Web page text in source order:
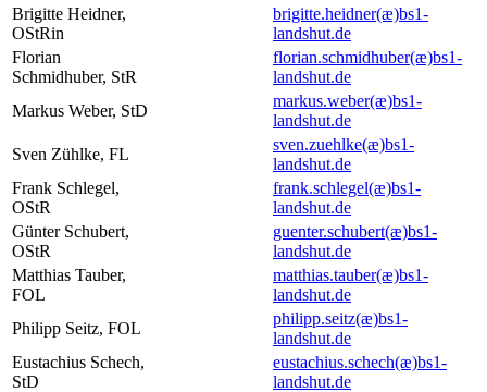
Brigitte Heidner,
OStRin
brigitte.heidner(æ)bs1-
landshut.de
Florian
Schmidhuber, StR
florian.schmidhuber(æ)bs1-
landshut.de
Markus Weber, StD
markus.weber(æ)bs1-
landshut.de
Sven Zühlke, FL
sven.zuehlke(æ)bs1-
landshut.de
Frank Schlegel,
OStR
frank.schlegel(æ)bs1-
landshut.de
Günter Schubert,
OStR
guenter.schubert(æ)bs1-
landshut.de
Matthias Tauber,
FOL
matthias.tauber(æ)bs1-
landshut.de
Philipp Seitz, FOL
philipp.seitz(æ)bs1-
landshut.de
Eustachius Schech,
StD
eustachius.schech(æ)bs1-
landshut.de